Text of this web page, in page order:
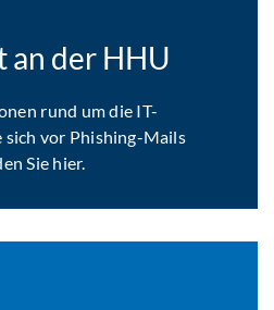
an der HHU
rund um die IT-
sich vor Phishing-Mails
Sie hier.